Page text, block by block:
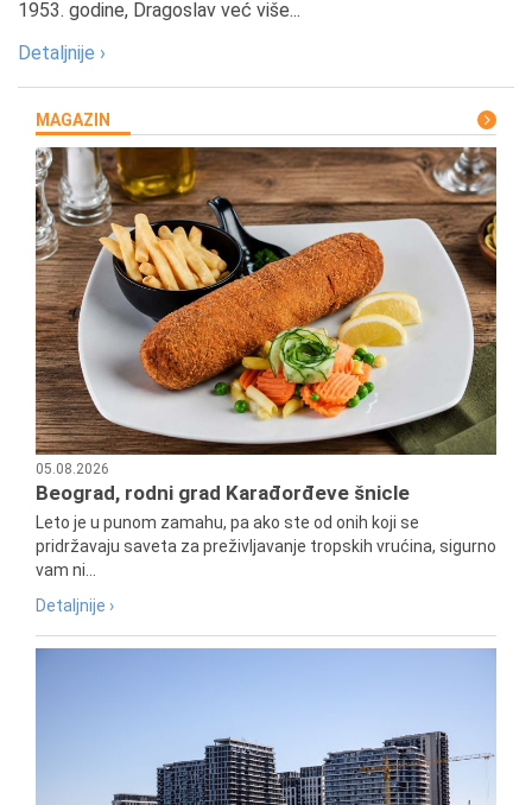
1953. godine, Dragoslav već više...
Detaljnije ›
MAGAZIN
05.08.2026
Beograd, rodni grad Karađorđeve šnicle
Leto je u punom zamahu, pa ako ste od onih koji se
pridržavaju saveta za preživljavanje tropskih vrućina, sigurno
vam ni...
Detaljnije ›